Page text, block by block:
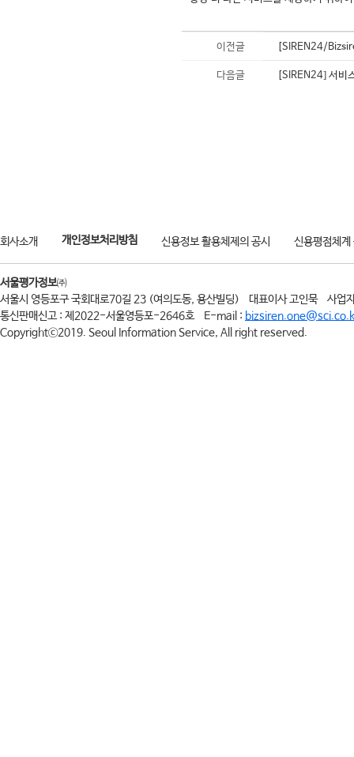
이전글 [SIREN24/
다음글 [SIREN24] 서비
회사소개 개인정보처리방침 신용정보 활용체제의 공시 신용평점체계
서울평가정보㈜
서울시 영등포구 국회대로70길 23 (여의도동, 용산빌딩)
대표이사 고인묵
사업
통신판매신고 : 제2022-서울영등포-2646호
E-mail :
Copyrightⓒ2019. Seoul Information Service, All right reserved.